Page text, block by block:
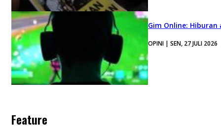
Gim Online:
OPINI | SEN, 27 JULI 2026
Feature